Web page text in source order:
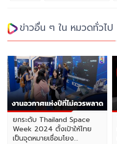
ข่าวอื่น ๆ ใน หมวดทั่วไป
ยกระดับ Thailand Space
Week 2024 ตั้งเป้าให้ไทย
เป็นจุดหมายเชื่อมโยง...